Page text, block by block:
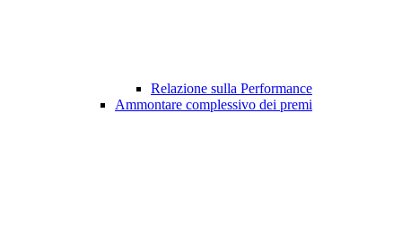
Relazione sulla Performance
Ammontare complessivo dei premi